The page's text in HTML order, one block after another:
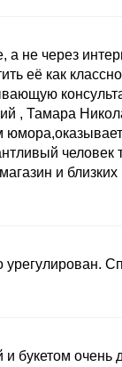
а не через
её как
, Тамара
человек
и
и букетом